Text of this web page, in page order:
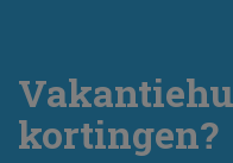
kortingen?